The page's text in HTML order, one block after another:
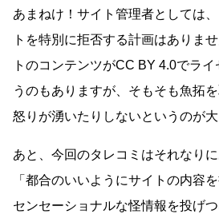
あまねけ！サイト管理者としては
トを特別に拒否する計画はありま
トのコンテンツがCC BY 4.0でラ
うのもありますが、そもそも魚拓
怒りが湧いたりしないというのが大
あと、今回のタレコミはそれなり
「都合のいいようにサイトの内容
センセーショナルな怪情報を投げ